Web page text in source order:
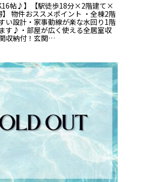
帖♪】【駅徒歩18分×2階建て×
物件おススメポイント ・全棟2階
い設計・家事動線が楽な水回り1階
す♪・部屋が広く使える全居室収
収納付！玄関…